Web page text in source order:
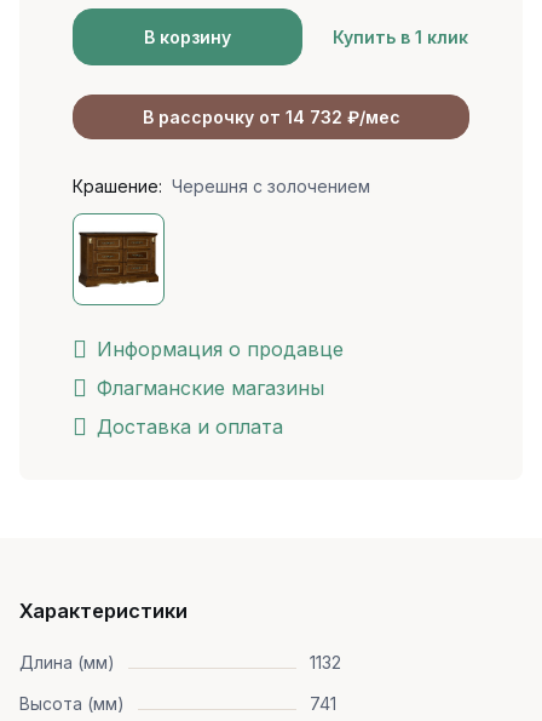
В корзину Купить в 1 клик
В рассрочку от 14 732 ₽/мес
Крашение: Черешня с золочением
Информация о продавце
Флагманские магазины
Доставка и оплата
Характеристики
Длина (мм)
1132
Высота (мм)
741